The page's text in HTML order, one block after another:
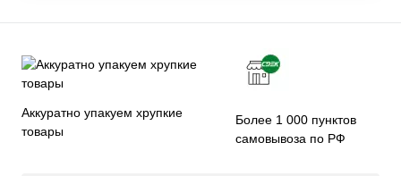
Аккуратно упакуем хрупкие
товары
Более 1 000 пунктов
самовывоза по РФ